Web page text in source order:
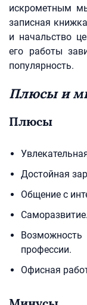
искрометным
записная
и начальство
его работы
популярность.
Плюсы и
Плюсы
Достойная
Общение с
Саморазвитие.
профессии.
Офисная